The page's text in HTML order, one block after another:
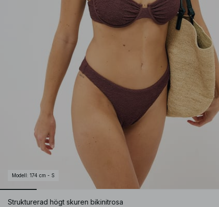
Modell : 174 cm - S
Strukturerad högt skuren bikinitrosa